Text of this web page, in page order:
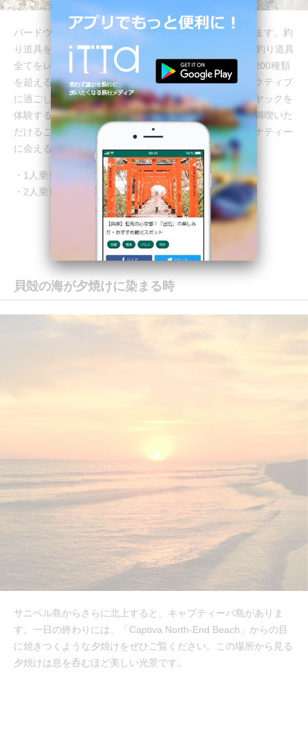
バードウォッチングをしたり魚釣りを楽しむこともできます。釣
り道具を持ってきてない方もご安心ください。20ドルで釣り道具
全てをレンタルすることも可能です。また、保護区には200種類
を超える様々な島や爬虫類、動物が生息しています。アクティブ
に過ごしたい方には、マングローブの中を進んでいくカヤックを
体験することができるのでサニベル島の自然を思う存分満喫いた
だけることでしょう。運が良ければ自然の中で暮らすマナティー
に会えるかも？！
・1人乗りカヤックレンタル料金 2時間/30ドル
・2人乗りカヤックレンタル料金 2時間/40ドル
貝殻の海が夕焼けに染まる時
サニベル島からさらに北上すると、キャプティーバ島がありま
す。一日の終わりには、「Captiva North-End Beach」からの目
に焼きつくような夕焼けをぜひご覧ください。この場所から見る
夕焼けは息を呑むほど美しい光景です。